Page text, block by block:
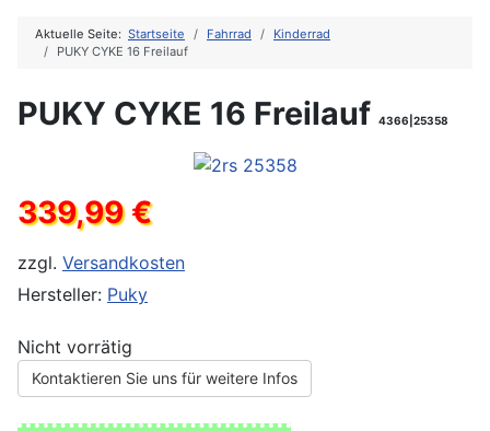
Aktuelle Seite: Startseite Fahrrad
Kinderrad
PUKY CYKE 16 Freilauf
PUKY CYKE 16 Freilauf 4366|25358
339,99 €
zzgl. Versandkosten
Hersteller: Puky
Nicht vorrätig
Kontaktieren Sie uns für weitere Infos